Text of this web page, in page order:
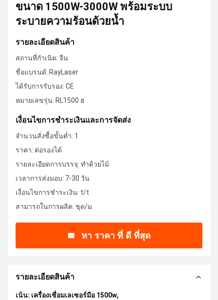
ขนาด 1500W-3000W พร้อมระบบ
ระบายความร้อนด้วยน้ำ
รายละเอียดสินค้า
สถานที่กำเนิด: จีน
ชื่อแบรนด์: RayLaser
ได้รับการรับรอง: CE
หมายเลขรุ่น: RL1500 ฮ
เงื่อนไขการชําระเงินและการจัดส่ง
จำนวนสั่งซื้อขั้นต่ำ: 1
ราคา: ต่อรองได้
รายละเอียดการบรรจุ: ทำด้วยไม้
เวลาการส่งมอบ: 7-30 วัน
เงื่อนไขการชำระเงิน: t/t
สามารถในการผลิต: ชุด/ม
หา ราคา ที่ ดี ที่สุด
รายละเอียดสินค้า
เน้น: เครื่องเชื่อมเลเซอร์มือ 1500w,